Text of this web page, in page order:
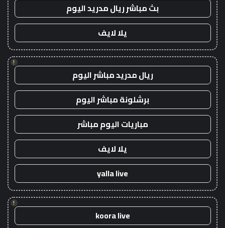
بث مباشر ريال مدريد اليوم
يلا لايف
!
ريال مدريد مباشر اليوم
برشلونة مباشر اليوم
مباريات اليوم مباشر
يلا لايف
yalla live
!
koora live